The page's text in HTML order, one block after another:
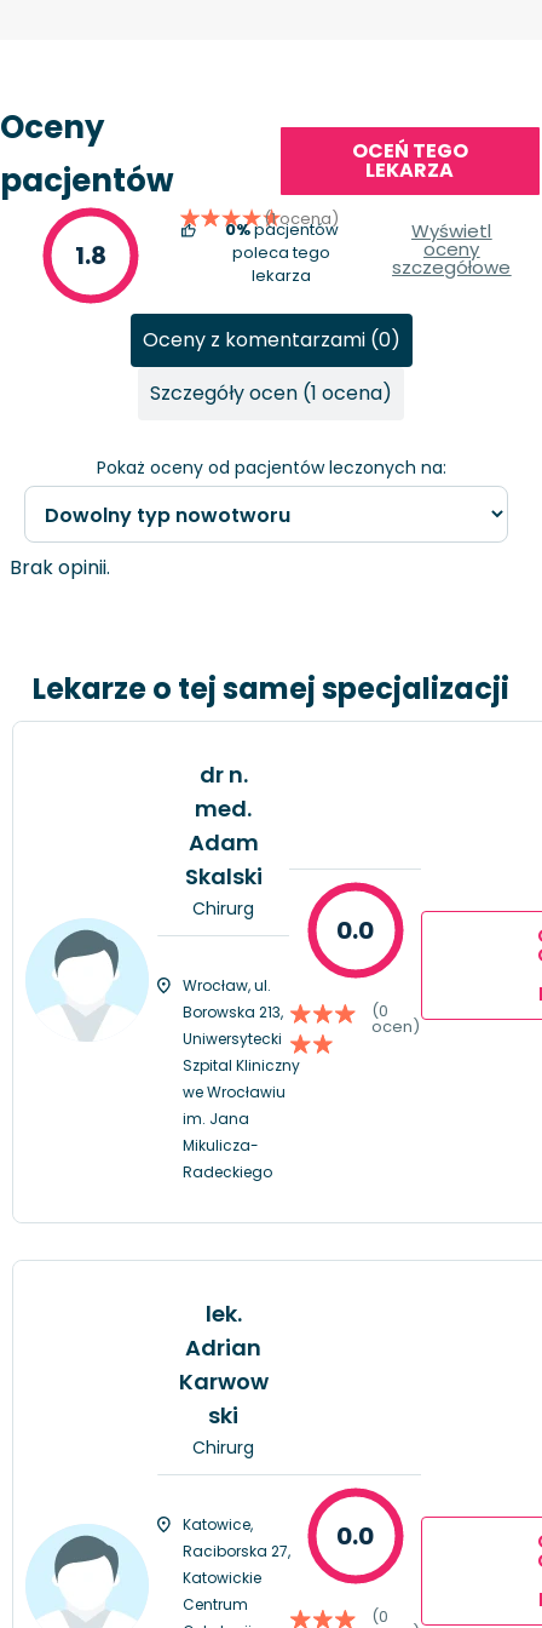
Oceny
pacjentów
OCEŃ TEGO
LEKARZA
1.8
(1 ocena)
0%pacjentów
poleca tego
lekarza
Wyświetl
oceny
szczegółowe
Pokaż oceny od pacjentów leczonych na:
Oceny z komentarzami (0)
Szczegóły ocen (1 ocena)
Brak opinii.
Lekarze o tej samej specjalizacji
dr n.
med.
Adam
Skalski
Chirurg
Wrocław, ul.
Borowska 213,
Uniwersytecki
Szpital Kliniczny
we Wrocławiu
im. Jana
Mikulicza-
Radeckiego
0.0
(0
ocen)
lek.
Adrian
Karwow
ski
Chirurg
Katowice,
Raciborska 27,
Katowickie
Centrum
0.0
(0